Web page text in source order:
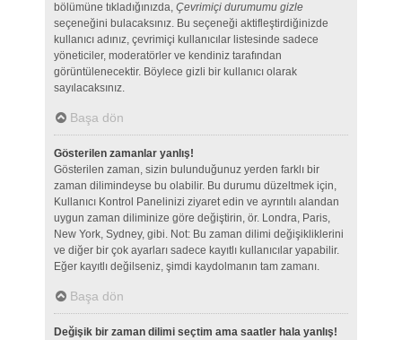
bölümüne tıkladığınızda, Çevrimiçi durumumu gizle
seçeneğini bulacaksınız. Bu seçeneği aktifleştirdiğinizde
kullanıcı adınız, çevrimiçi kullanıcılar listesinde sadece
yöneticiler, moderatörler ve kendiniz tarafından
görüntülenecektir. Böylece gizli bir kullanıcı olarak
sayılacaksınız.
Başa dön
Gösterilen zamanlar yanlış!
Gösterilen zaman, sizin bulunduğunuz yerden farklı bir
zaman dilimindeyse bu olabilir. Bu durumu düzeltmek için,
Kullanıcı Kontrol Panelinizi ziyaret edin ve ayrıntılı alandan
uygun zaman diliminize göre değiştirin, ör. Londra, Paris,
New York, Sydney, gibi. Not: Bu zaman dilimi değişikliklerini
ve diğer bir çok ayarları sadece kayıtlı kullanıcılar yapabilir.
Eğer kayıtlı değilseniz, şimdi kaydolmanın tam zamanı.
Başa dön
Değişik bir zaman dilimi seçtim ama saatler hala yanlış!